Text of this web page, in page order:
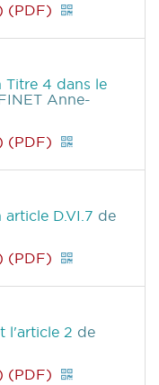
(PDF)
Titre 4 dans le
Anne-
(PDF)
D.VI.7 de
(PDF)
l'article 2 de
(PDF)